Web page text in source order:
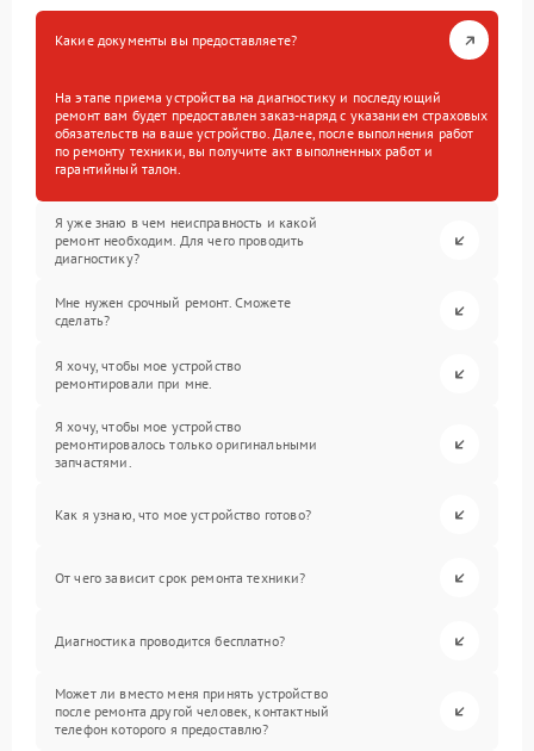
Какие документы вы предоставляете?
На этапе приема устройства на диагностику и последующий
ремонт вам будет предоставлен заказ-наряд с указанием страховых
обязательств на ваше устройство. Далее, после выполнения работ
по ремонту техники, вы получите акт выполненных работ и
гарантийный талон.
Я уже знаю в чем неисправность и какой
ремонт необходим. Для чего проводить
диагностику?
Мне нужен срочный ремонт. Сможете
сделать?
Я хочу, чтобы мое устройство
ремонтировали при мне.
Я хочу, чтобы мое устройство
ремонтировалось только оригинальными
запчастями.
Как я узнаю, что мое устройство готово?
От чего зависит срок ремонта техники?
Диагностика проводится бесплатно?
Может ли вместо меня принять устройство
после ремонта другой человек, контактный
телефон которого я предоставлю?